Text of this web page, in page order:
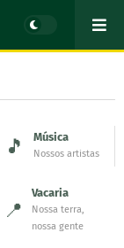
🎵 Música
Nossos artistas
📍
Vacaria
Nossa terra,
nossa gente